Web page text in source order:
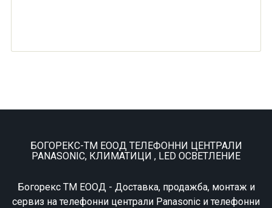
БОГОРЕКС-ТМ ЕООД ТЕЛЕФОННИ ЦЕНТРАЛИ
PANASONIC, КЛИМАТИЦИ , LED ОСВЕТЛЕНИЕ
Богорекс ТМ ЕООД - Доставка, продажба, монтаж и
сервиз на телефонни централи Panasonic и телефонни